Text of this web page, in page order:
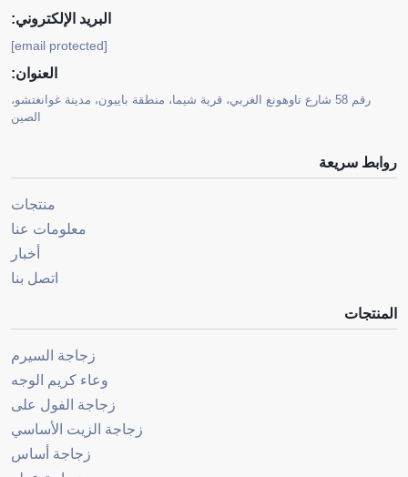
البريد الإلكتروني:
[email protected]
العنوان:
رقم 58 شارع تاوهونغ الغربي، قرية شيما، منطقة باييون، مدينة غوانغتشو،
الصين
روابط سريعة
منتجات
معلومات عنا
أخبار
اتصل بنا
المنتجات
زجاجة السيرم
وعاء كريم الوجه
زجاجة الفول على
زجاجة الزيت الأساسي
زجاجة أساس